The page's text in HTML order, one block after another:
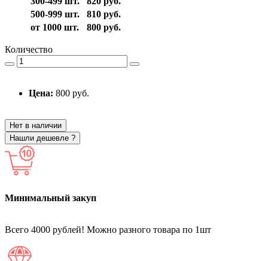
500-999 шт.
810 руб.
от 1000 шт.
800 руб.
Количество
Цена: 800 руб.
Нет в наличии
Нашли дешевле ?
Минимальный закуп
Всего 4000 рублей! Можно разного товара по 1шт